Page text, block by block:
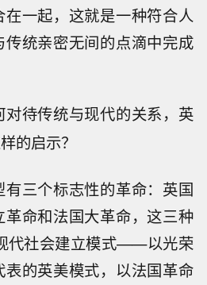
一起，这就是一种符合人
统亲密无间的点滴中完成
对待传统与现代的关系，英
的启示？
三个标志性的革命：英国
命和法国大革命，这三种
代社会建立模式——以光荣
的英美模式，以法国革命